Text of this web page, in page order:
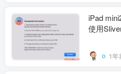
iPad
使用
1年